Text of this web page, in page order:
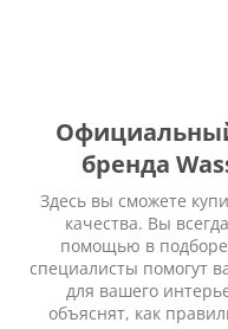
бренда
Здесь вы сможете
качества. Вы
помощью в подборе
специалисты помогут
для вашего
объяснят, как